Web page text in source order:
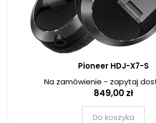
Pioneer HDJ-X7-S
Na zamówienie - zapytaj
849,00 zł
Do koszyka